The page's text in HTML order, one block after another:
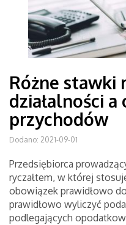
Różne stawki
działalności
przychodów
Dodano: 2021-09-01
Przedsiębiorca
ryczałtem, w której
obowiązek prawidłowo
prawidłowo wyliczyć
podlegających